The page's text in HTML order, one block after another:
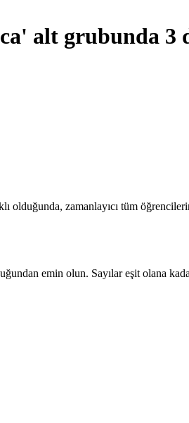
alt grubunda 3
olduğunda, zamanlayıcı tüm
emin olun. Sayılar eşit olana